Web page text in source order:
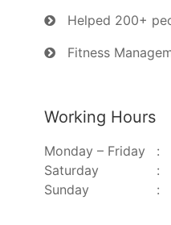
Helped 200+
Fitness
Working Hours
Monday – Friday :
Saturday
:
Sunday
: